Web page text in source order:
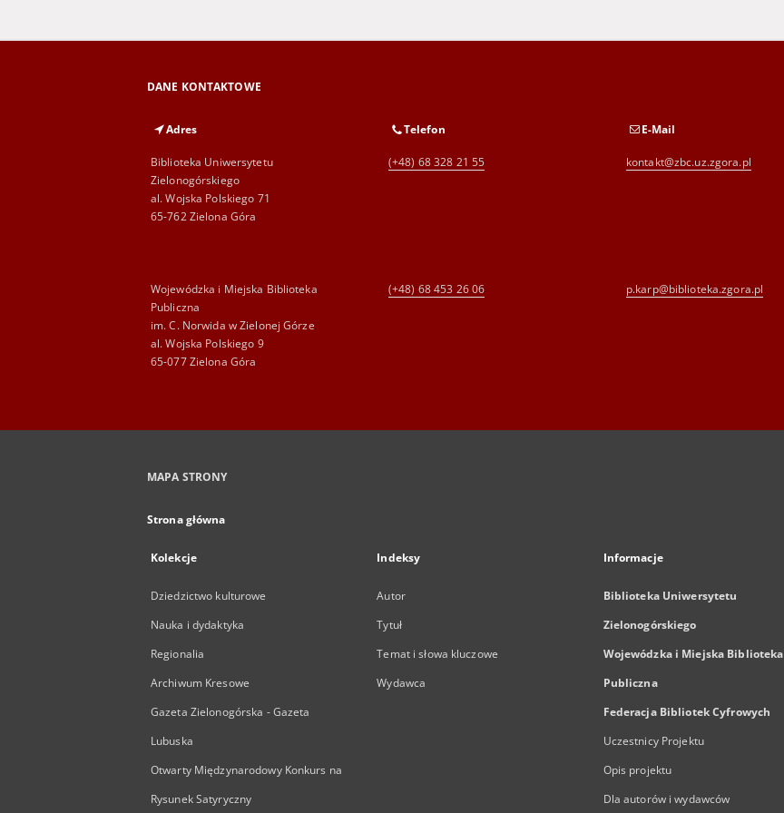
hinterlassener Tochter,
DANE KONTAKTOWE
Adres
Biblioteka Uniwersytetu
Zielonogórskiego
al. Wojska Polskiego 71
65-762 Zielona Góra
Telefon
(+48) 68 328 21 55
E-Mail
kontakt@zbc.uz.zgora.pl
Wojewódzka i Miejska Biblioteka
Publiczna
im. C. Norwida w Zielonej Górze
al. Wojska Polskiego 9
65-077 Zielona Góra
(+48) 68 453 26 06 p.karp@biblioteka.zgora.pl
MAPA STRONY
Strona główna
Kolekcje
Dziedzictwo kulturowe
Nauka i dydaktyka
Regionalia
Archiwum Kresowe
Gazeta Zielonogórska - Gazeta
Lubuska
Otwarty Międzynarodowy Konkurs na
Rysunek Satyryczny
Indeksy
Autor
Tytuł
Temat i słowa kluczowe
Wydawca
Informacje
Biblioteka Uniwersytetu
Zielonogórskiego
Wojewódzka i Miejska Biblioteka
Publiczna
Federacja Bibliotek Cyfrowych
Uczestnicy Projektu
Opis projektu
Dla autorów i wydawców